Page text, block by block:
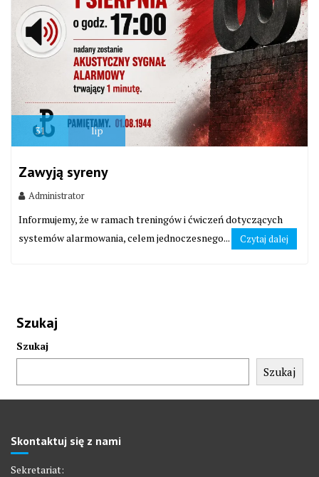
31 lip
Zawyją syreny
Administrator
Informujemy, że w ramach treningów i ćwiczeń dotyczących
systemów alarmowania, celem jednoczesnego...
Czytaj dalej
Szukaj
Szukaj
Szukaj
Skontaktuj się z nami
Sekretariat: